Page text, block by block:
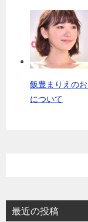
飯豊まりえの
について
最近の投稿